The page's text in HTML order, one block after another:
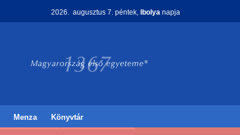
2026. augusztus 7. péntek, Ibolya napja
Menza Könyvtár